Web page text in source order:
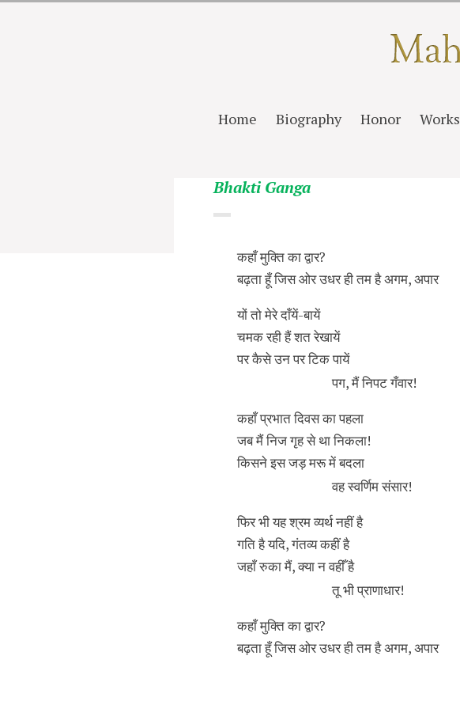
Home Biography Honor Works
Bhakti Ganga
कहाँ मुक्ति का द्वार?
बढ़ता हूँ जिस ओर उधर ही तम है अगम, अपार
यों तो मेरे दाँयें-बायें
चमक रही हैं शत रेखायें
पर कैसे उन पर टिक पायें
पग, मैं निपट गँवार!
कहाँ प्रभात दिवस का पहला
जब मैं निज गृह से था निकला!
किसने इस जड़ मरू में बदला
वह स्वर्णिम संसार!
फिर भी यह श्रम व्यर्थ नहीं है
गति है यदि, गंतव्य कहीं है
जहाँ रुका मैं, क्या न वहीँ है
तू भी प्राणाधार!
कहाँ मुक्ति का द्वार?
बढ़ता हूँ जिस ओर उधर ही तम है अगम, अपार